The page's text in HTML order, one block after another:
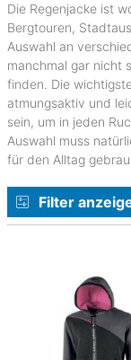
Die Regenjacke ist
Bergtouren,
Auswahl an
manchmal gar nicht
finden. Die
atmungsaktiv und
sein, um in jeden
Auswahl muss
für den Alltag
Filter